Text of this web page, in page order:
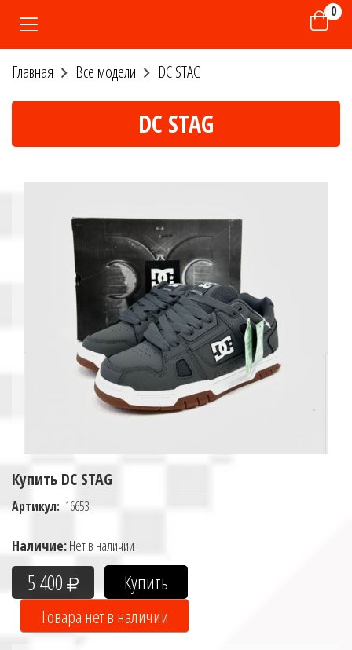
0
Главная Все модели DC STAG
DC STAG
Купить DC STAG
Артикул: 16653
Наличие:Нет в наличии
5 400